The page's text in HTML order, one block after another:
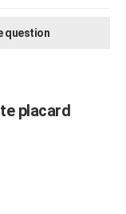
question
placard